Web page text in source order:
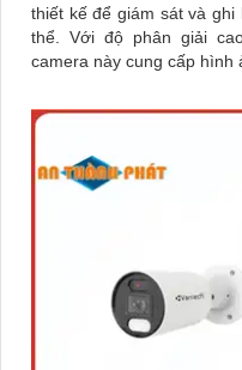
thiết kế để giám sát và
thể. Với độ phân giải cao và các tính năng thông minh,
camera này cung cấp hình